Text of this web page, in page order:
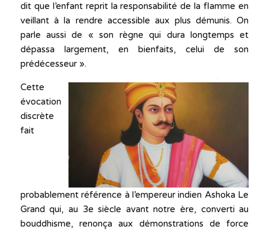
dit que l’enfant reprit la responsabilité de la flamme en
veillant à la rendre accessible aux plus démunis. On
parle aussi de « son règne qui dura longtemps et
dépassa largement, en bienfaits, celui de son
prédécesseur ».
Cette
évocation
discrète
fait
probablement référence à l’empereur indien Ashoka Le
Grand qui, au 3e siècle avant notre ère, converti au
bouddhisme, renonça aux démonstrations de force